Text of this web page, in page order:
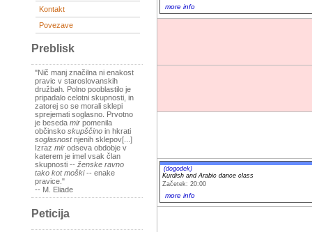
Kontakt
Povezave
Preblisk
"Nič manj značilna ni enakost
pravic v staroslovanskih
družbah. Polno pooblastilo je
pripadalo celotni skupnosti, in
zatorej so se morali sklepi
sprejemati soglasno. Prvotno
je beseda mir pomenila
občinsko skupščino in hkrati
soglasnostnjenih sklepov[...]
Izraz mir odseva obdobje v
katerem je imel vsak član
skupnosti -- ženske ravno
tako kot moški-- enake
pravice."
-- M. Eliade
Peticija
more info
(dogodek)
Kurdish and Arabic dance class
Začetek: 20:00
more info